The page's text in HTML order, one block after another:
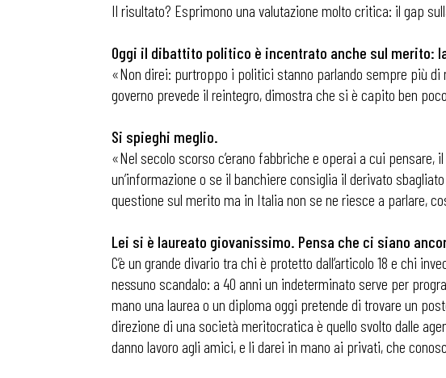
Il risultato? Esprimono una valutazione molto critica: il gap
Oggi il dibattito politico è incentrato anche sul merito:
«Non direi: purtroppo i politici stanno parlando sempre più
governo prevede il reintegro, dimostra che si è capito ben
Si spieghi meglio.
«Nel secolo scorso c’erano fabbriche e operai a cui pensare,
un’informazione o se il banchiere consiglia il derivato
questione sul merito ma in Italia non se ne riesce a parlare,
Lei si è laureato giovanissimo. Pensa che ci siano
C’è un grande divario tra chi è protetto dall’articolo 18 e chi
nessuno scandalo: a 40 anni un indeterminato serve per
mano una laurea o un diploma oggi pretende di trovare un
direzione di una società meritocratica è quello svolto dalle
danno lavoro agli amici, e li darei in mano ai privati, che